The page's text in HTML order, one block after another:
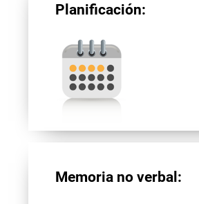
Planificación:
Memoria no verbal: